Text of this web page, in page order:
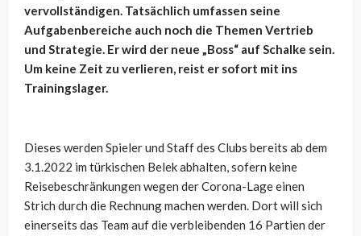
vervollständigen. Tatsächlich umfassen seine
Aufgabenbereiche auch noch die Themen Vertrieb
und Strategie. Er wird der neue „Boss“ auf Schalke sein.
Um keine Zeit zu verlieren, reist er sofort mit ins
Trainingslager.
Dieses werden Spieler und Staff des Clubs bereits ab dem
3.1.2022 im türkischen Belek abhalten, sofern keine
Reisebeschränkungen wegen der Corona-Lage einen
Strich durch die Rechnung machen werden. Dort will sich
einerseits das Team auf die verbleibenden 16 Partien der